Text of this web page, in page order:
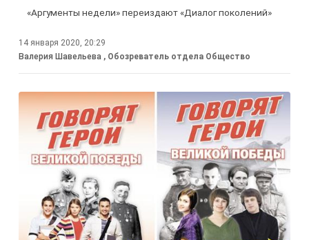
«Аргументы недели» переиздают «Диалог поколений»
14 января 2020, 20:29
Валерия Шавельева , Обозреватель отдела Общество